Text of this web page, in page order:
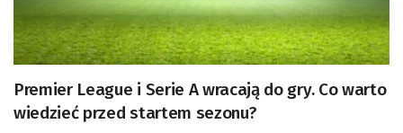
Premier League i Serie A wracają do gry. Co warto
wiedzieć przed startem sezonu?